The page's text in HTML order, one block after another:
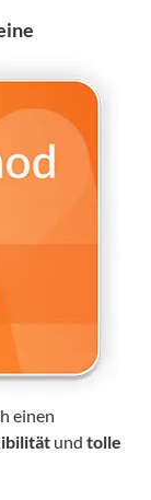
einen
und tolle